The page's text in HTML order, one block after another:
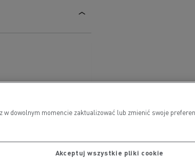
dowolnym momencie zaktualizować lub zmienić swoje
Akceptuj wszystkie pliki cookie